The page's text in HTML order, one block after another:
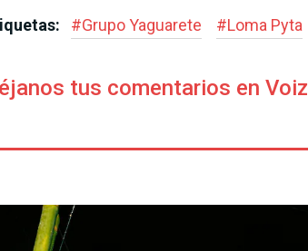
#Grupo Yaguarete #Loma Pyta
tus comentarios en Voiz